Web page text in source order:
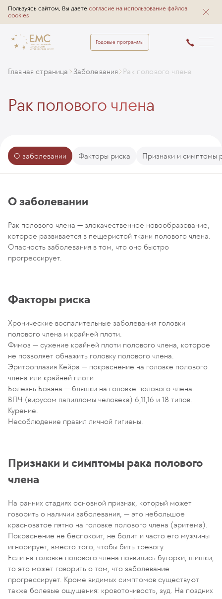
Пользуясь сайтом, Вы даете согласие на использование файлов
cookies
Годовые программы
Главная страница Заболевания Рак полового члена
Рак полового члена
О заболевании Факторы риска Признаки и симптомы
О заболевании
Рак полового члена — злокачественное новообразование,
которое развивается в пещеристой ткани полового члена.
Опасность заболевания в том, что оно быстро
прогрессирует.
Факторы риска
Хронические воспалительные заболевания головки
полового члена и крайней плоти.
Фимоз — сужение крайней плоти полового члена, которое
не позволяет обнажить головку полового члена.
Эритроплазия Кейра — покраснение на головке полового
члена или крайней плоти
Болезнь Бовэна — бляшки на головке полового члена.
ВПЧ (вирусом папилломы человека) 6,11,16 и 18 типов.
Курение.
Несоблюдение правил личной гигиены.
Признаки и симптомы рака полового
члена
На ранних стадиях основной признак, который может
говорить о наличии заболевания, — это небольшое
красноватое пятно на головке полового члена (эритема).
Покраснение не беспокоит, не болит и часто его мужчины
игнорирует, вместо того, чтобы бить тревогу.
Если на головке полового члена появились бугорки, шишки,
то это может говорить о том, что заболевание
прогрессирует. Кроме видимых симптомов существуют
также болевые ощущения: кровоточивость, зуд. На поздних